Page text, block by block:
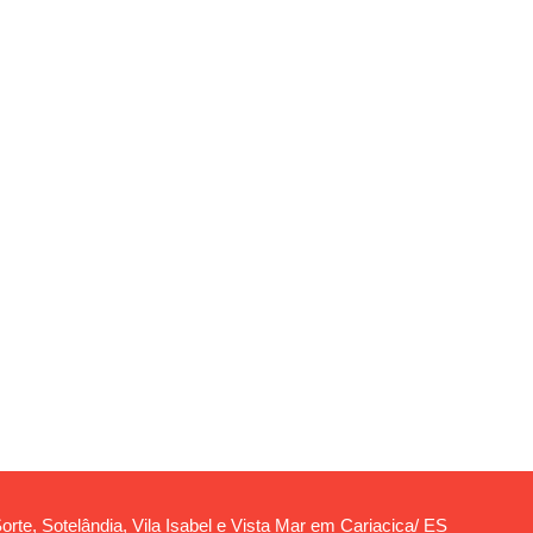
Sotelândia, Vila Isabel e Vista Mar em Cariacica/ ES